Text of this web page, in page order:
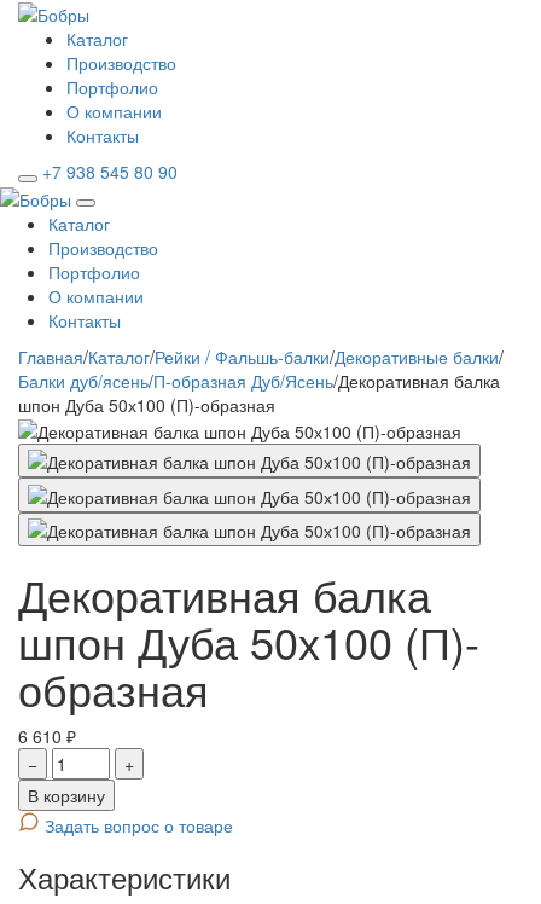
Каталог
Производство
Портфолио
О компании
Контакты
+7 938 545 80 90
Каталог
Производство
Портфолио
О компании
Контакты
Главная/Каталог/Рейки / Фальшь-балки/Декоративные балки/
Балки дуб/ясень/П-образная Дуб/Ясень/Декоративная балка
шпон Дуба 50х100 (П)-образная
Декоративная балка
шпон Дуба 50х100 (П)-
образная
6 610 ₽
−
+
В корзину
Задать вопрос о товаре
Характеристики